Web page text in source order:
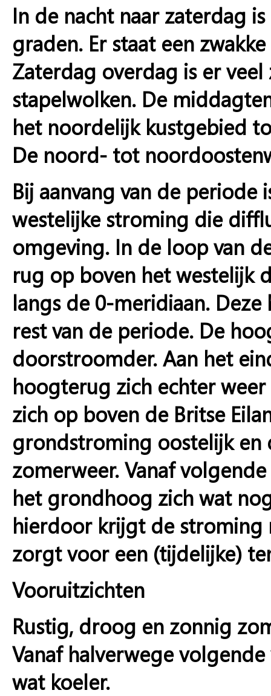
In de nacht naar zaterdag
graden. Er staat een
Zaterdag overdag is er
stapelwolken. De
het noordelijk kustgebied
De noord- tot
Bij aanvang van de periode
westelijke stroming die
omgeving. In de loop van
rug op boven het westelijk
langs de 0-meridiaan.
rest van de periode. De
doorstroomder. Aan het
hoogterug zich echter
zich op boven de Britse
grondstroming oostelijk
zomerweer. Vanaf
het grondhoog zich wat
hierdoor krijgt de stroming
zorgt voor een (tijdelijke)
Vooruitzichten
Rustig, droog en zonnig
Vanaf halverwege
wat koeler.